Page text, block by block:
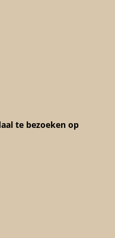
te bezoeken op